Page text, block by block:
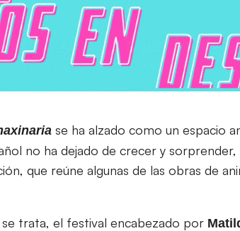
se ha alzado como un espacio
no ha dejado de crecer y
que reúne algunas de las obras de
trata, el festival encabezado por